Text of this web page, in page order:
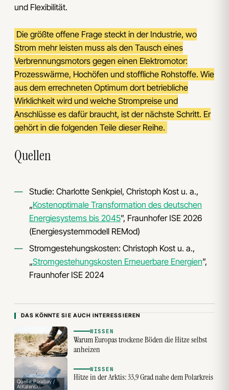
und Flexibilität.
Die größte offene Frage steckt in der Industrie, wo
Strom mehr leisten muss als den Tausch eines
Verbrennungsmotors gegen einen Elektromotor:
Prozesswärme, Hochöfen und stoffliche Rohstoffe. Wie
aus dem errechneten Optimum dort betriebliche
Wirklichkeit wird und welche Strompreise und
Anschlüsse es dafür braucht, ist der nächste Schritt. Er
gehört in die folgenden Teile dieser Reihe.
Quellen
Studie: Charlotte Senkpiel, Christoph Kost u. a.,
„Kostenoptimale Transformation des deutschen
Energiesystems bis 2045”, Fraunhofer ISE 2026
(Energiesystemmodell REMod)
Stromgestehungskosten: Christoph Kost u. a.,
„Stromgestehungskosten Erneuerbare Energien”,
Fraunhofer ISE 2024
DAS KÖNNTE SIE AUCH INTERESSIEREN
WISSEN
Warum Europas trockene Böden die Hitze selbst
anheizen
Quelle: Pixabay /
AlKalenski
WISSEN
Hitze in der Arktis: 33,9 Grad nahe dem Polarkreis